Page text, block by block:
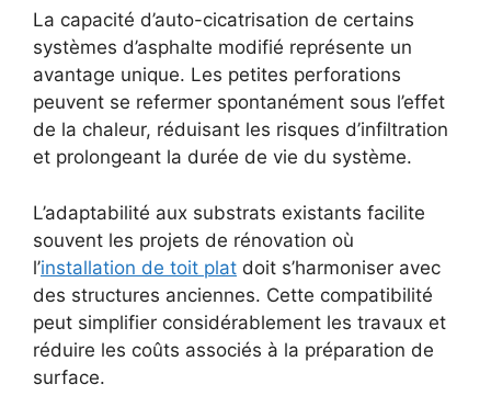
La capacité d’auto-cicatrisation de certains
systèmes d’asphalte modifié représente un
avantage unique. Les petites perforations
peuvent se refermer spontanément sous l’effet
de la chaleur, réduisant les risques d’infiltration
et prolongeant la durée de vie du système.
L’adaptabilité aux substrats existants facilite
souvent les projets de rénovation où
l’installation de toit plat doit s’harmoniser avec
des structures anciennes. Cette compatibilité
peut simplifier considérablement les travaux et
réduire les coûts associés à la préparation de
surface.